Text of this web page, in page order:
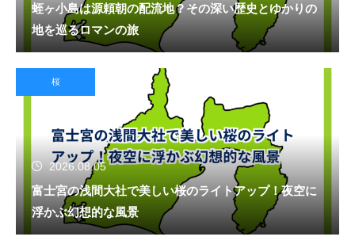
蛭ヶ小島は源頼朝の配流地？その深い歴史とゆかりの
地を巡るロマンの旅
桜
2026.08.05
富士宮の浅間大社で美しい桜のライトアップ！夜空に
浮かぶ幻想的な風景